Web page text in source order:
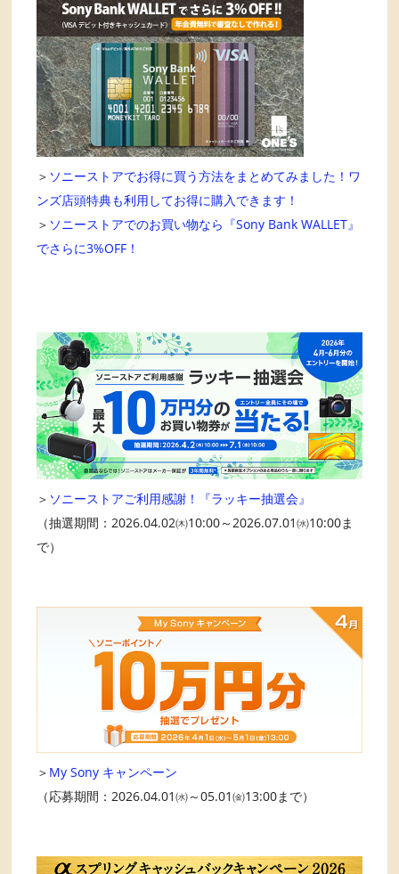
＞ ソニーストアでお得に買う方法をまとめてみました！ワ
ンズ店頭特典も利用してお得に購入できます！
＞ ソニーストアでのお買い物なら『Sony Bank WALLET』
でさらに3%OFF！
＞ ソニーストアご利用感謝！『ラッキー抽選会』
（抽選期間：2026.04.02㈭10:00～2026.07.01㈬10:00ま
で）
＞ My Sony キャンペーン
（応募期間：2026.04.01㈬～05.01㈮13:00まで）